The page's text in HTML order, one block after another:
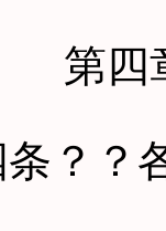
第四
？？